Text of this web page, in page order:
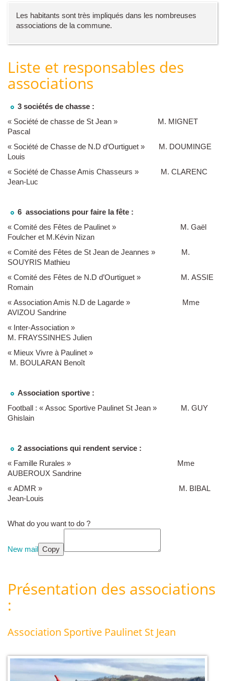
Les habitants sont très impliqués dans les nombreuses
associations de la commune.
Liste et responsables des
associations
3 sociétés de chasse :
« Société de chasse de St Jean » M. MIGNET
Pascal
« Société de Chasse de N.D d’Ourtiguet » M. DOUMINGE
Louis
« Société de Chasse Amis Chasseurs » M. CLARENC
Jean-Luc
6 associations pour faire la fête :
« Comité des Fêtes de Paulinet » M. Gaël
Foulcher et M.Kévin Nizan
« Comité des Fêtes de St Jean de Jeannes » M.
SOUYRIS Mathieu
« Comité des Fêtes de N.D d’Ourtiguet » M. ASSIE
Romain
« Association Amis N.D de Lagarde » Mme
AVIZOU Sandrine
« Inter-Association »
M. FRAYSSINHES Julien
« Mieux Vivre à Paulinet »
M. BOULARAN Benoît
Association sportive :
Football : « Assoc Sportive Paulinet St Jean » M. GUY
Ghislain
2 associations qui rendent service :
« Famille Rurales » Mme
AUBEROUX Sandrine
« ADMR » M. BIBAL
Jean-Louis
What do you want to do ?
New mail Copy
Présentation des associations
:
Association Sportive Paulinet St Jean